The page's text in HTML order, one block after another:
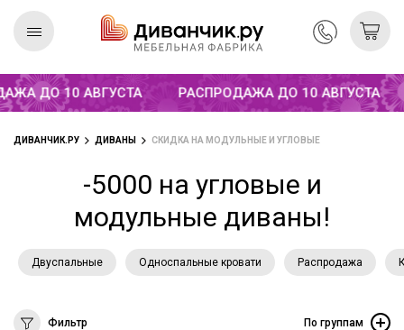
ДО 10 АВГУСТА РАСПРОДАЖА ДО 10 АВГУСТА
ДИВАНЧИК.РУ ДИВАНЫ СКИДКА НА МОДУЛЬНЫЕ И УГЛОВЫЕ
-5000 на угловые и
модульные диваны!
Двуспальные Односпальные кровати Распродажа
Фильтр По группам
Скандинавская
коллекция